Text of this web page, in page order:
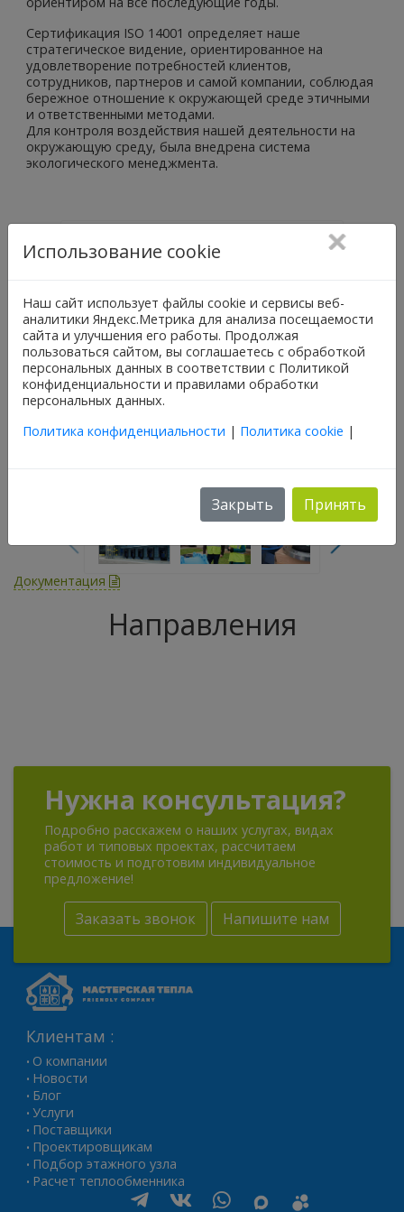
Сертификация ISO 14001 определяет наше
стратегическое видение, ориентированное на
удовлетворение потребностей клиентов,
сотрудников, партнеров и самой компании, соблюдая
бережное отношение к окружающей среде этичными
и ответственными методами.
Для контроля воздействия нашей деятельности на
окружающую среду, была внедрена система
экологического менеджмента.
Документация
Направления
Нужна консультация?
Подробно расскажем о наших услугах, видах
работ и типовых проектах, рассчитаем
стоимость и подготовим индивидуальное
предложение!
Заказать звонок Напишите нам
Использование cookie
Наш сайт использует файлы cookie и сервисы веб-
аналитики Яндекс.Метрика для анализа посещаемости
сайта и улучшения его работы. Продолжая
пользоваться сайтом, вы соглашаетесь с обработкой
персональных данных в соответствии с Политикой
конфиденциальности и правилами обработки
персональных данных.
Политика конфиденциальности | Политика cookie |
Закрыть Принять
Клиентам :
• О компании
• Новости
• Блог
• Услуги
• Поставщики
• Проектировщикам
• Подбор этажного узла
• Расчет теплообменника